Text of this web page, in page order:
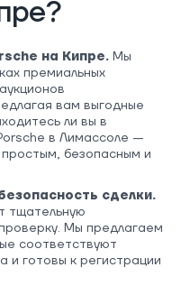
на Кипре. Мы
премиальных
вам выгодные
ли вы в
в Лимассоле —
безопасным и
сделки.
тщательную
Мы предлагаем
соответствуют
и готовы к регистрации